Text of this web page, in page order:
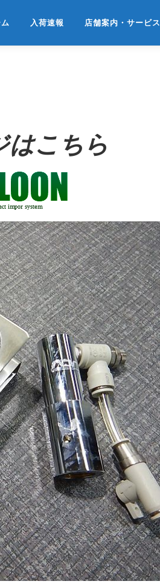
入荷速報 店舗案内・サービス
はこちら